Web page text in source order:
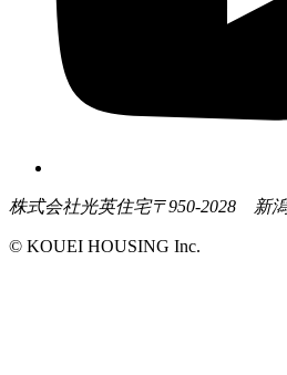
株式会社光英住宅〒950-2028 新
© KOUEI HOUSING Inc.